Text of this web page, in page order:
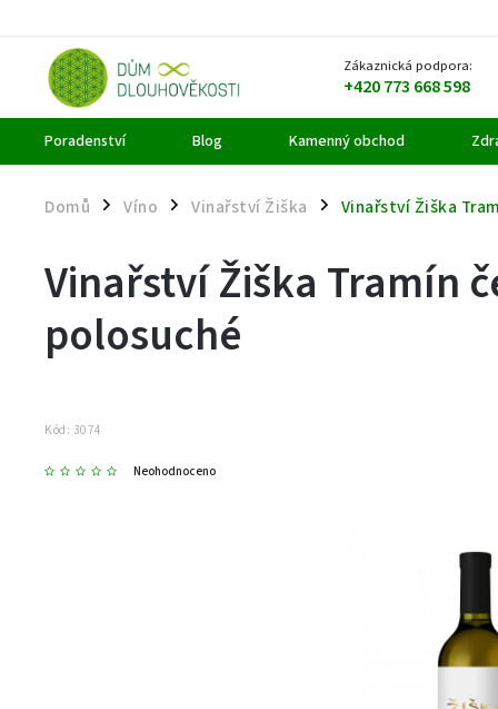
Zákaznická podpora:
+420 773 668 598
Poradenství Blog Kamenný obchod
Domů / Víno / Vinařství Žiška / Vinařství Žiška
Vinařství Žiška Tramín
polosuché
Kód: 3074
Neohodnoceno